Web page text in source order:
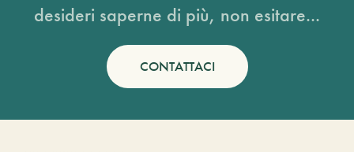
desideri saperne di più, non esitare...
CONTATTACI